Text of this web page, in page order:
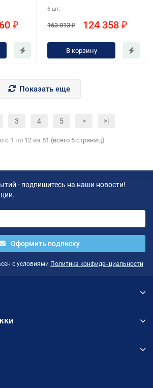
₽
6 шт.
163 013 ₽ 124 358 ₽
В корзину
Показать еще
3 4 5 > >|
с 1 по 12 из 51 (всего 5 страниц)
- подпишитесь на наши новости!
Оформить подписку
с условиями Политика конфиденциальности